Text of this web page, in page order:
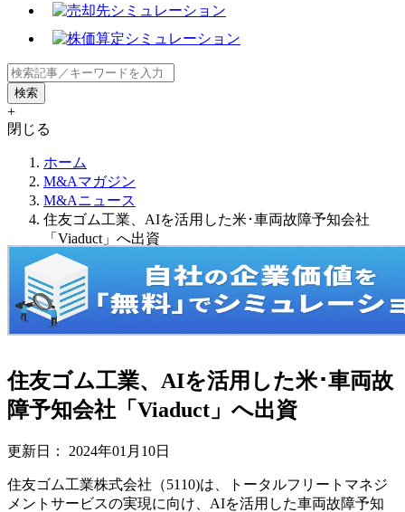
+
閉じる
ホーム
M&Aマガジン
M&Aニュース
住友ゴム工業、AIを活用した米･車両故障予知会社
「Viaduct」へ出資
住友ゴム工業、AIを活用した米･車両故
障予知会社「Viaduct」へ出資
更新日： 2024年01月10日
住友ゴム工業株式会社（5110)は、トータルフリートマネジ
メントサービスの実現に向け、AIを活用した車両故障予知